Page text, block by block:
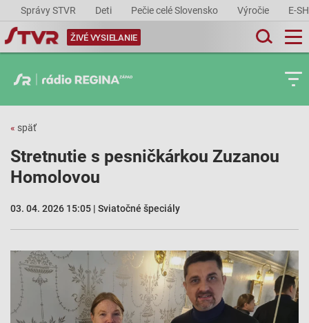
Správy STVR Deti Pečie celé Slovensko Výročie E-
ŽIVÉ VYSIELANIE
« späť
Stretnutie s pesničkárkou Zuzanou
Homolovou
03. 04. 2026 15:05 | Sviatočné špeciály